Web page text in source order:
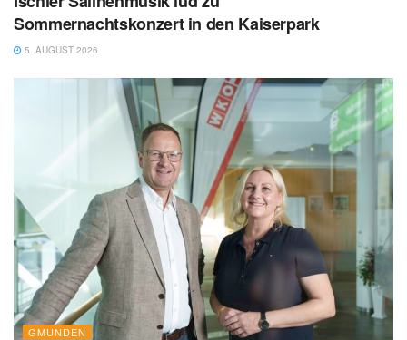
Sommernachtskonzert in den Kaiserpark
5. AUGUST 2026
GMUNDEN